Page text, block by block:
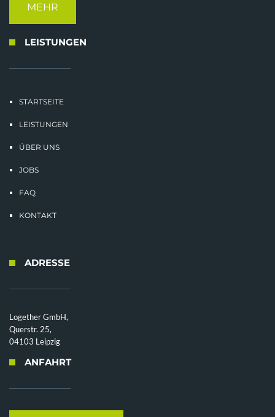
MEHR
LEISTUNGEN
STARTSEITE
LEISTUNGEN
ÜBER UNS
JOBS
FAQ
KONTAKT
ADRESSE
Logether GmbH,
Querstr. 25,
04103 Leipzig
ANFAHRT